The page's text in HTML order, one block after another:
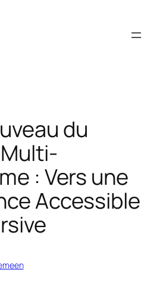
du
: Vers une
Accessible